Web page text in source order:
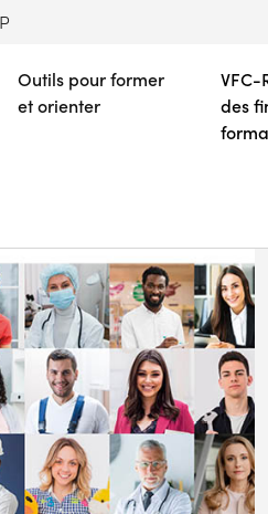
Outils pour former
et orienter
VFC-
des